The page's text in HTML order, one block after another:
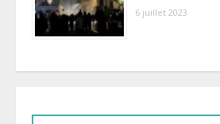
6 juillet 2023